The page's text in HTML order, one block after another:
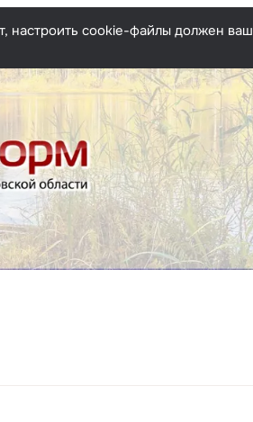
настроить cookie-файлы должен ваш